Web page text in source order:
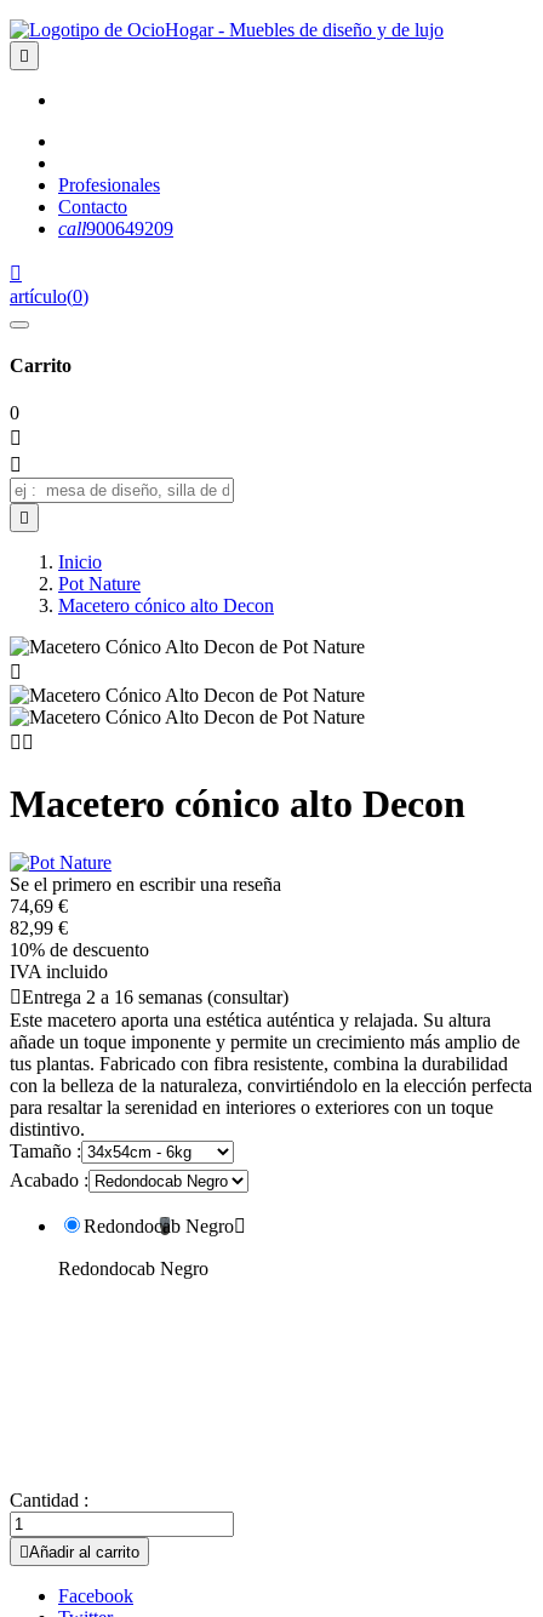

Profesionales
Contacto
call900649209

artículo(0)
Carrito
0



Inicio
Pot Nature
Macetero cónico alto Decon

 
Macetero cónico alto Decon
Se el primero en escribir una reseña
74,69 €
82,99 €
10% de descuento
IVA incluido
Entrega 2 a 16 semanas (consultar)
Este macetero aporta una estética auténtica y relajada. Su altura
añade un toque imponente y permite un crecimiento más amplio de
tus plantas. Fabricado con fibra resistente, combina la durabilidad
con la belleza de la naturaleza, convirtiéndolo en la elección perfecta
para resaltar la serenidad en interiores o exteriores con un toque
distintivo.
Tamaño :
Acabado :
Redondocab Negro
Redondocab Negro
Cantidad :
Añadir al carrito
Facebook